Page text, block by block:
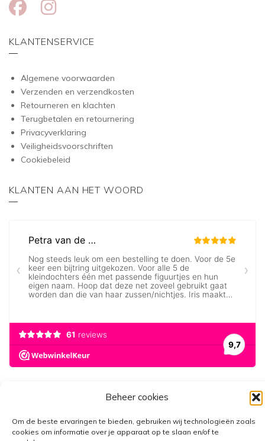
Beheer cookies
Om de beste ervaringen te bieden, gebruiken wij technologieën zoals
cookies om informatie over je apparaat op te slaan en/of te
KLANTENSERVICE
Algemene voorwaarden
Verzenden en verzendkosten
Retourneren en klachten
Terugbetalen en retournering
Privacyverklaring
Veiligheidsvoorschriften
Cookiebeleid
KLANTEN AAN HET WOORD